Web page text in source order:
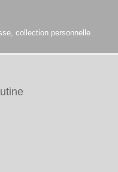
collection personnelle